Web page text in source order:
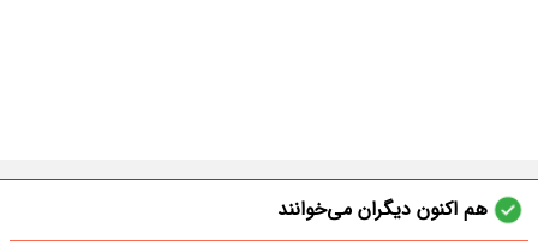
هم اکنون دیگران می‌خوانند